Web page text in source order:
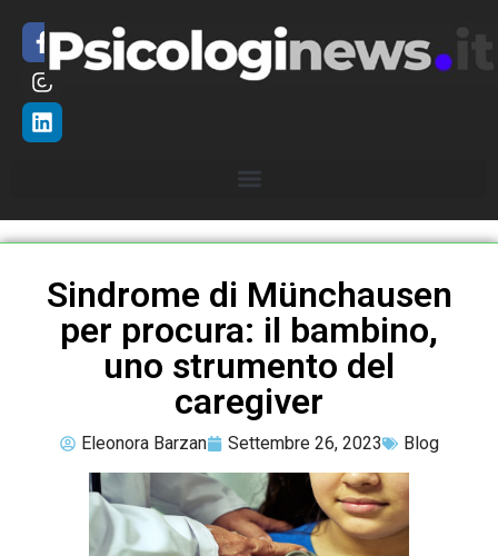
Sindrome di Münchausen
per procura: il bambino,
uno strumento del
caregiver
Eleonora Barzan Settembre 26, 2023 Blog